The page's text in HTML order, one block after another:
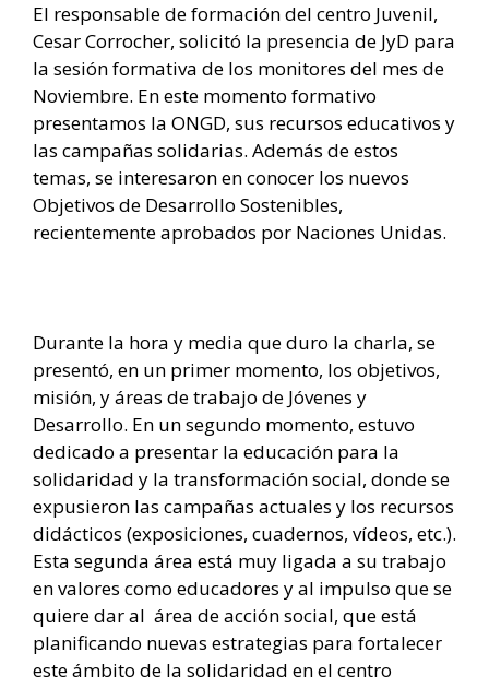
El responsable de formación del centro Juvenil,
Cesar Corrocher, solicitó la presencia de JyD para
la sesión formativa de los monitores del mes de
Noviembre. En este momento formativo
presentamos la ONGD, sus recursos educativos y
las campañas solidarias. Además de estos
temas, se interesaron en conocer los nuevos
Objetivos de Desarrollo Sostenibles,
recientemente aprobados por Naciones Unidas.
Durante la hora y media que duro la charla, se
presentó, en un primer momento, los objetivos,
misión, y áreas de trabajo de Jóvenes y
Desarrollo. En un segundo momento, estuvo
dedicado a presentar la educación para la
solidaridad y la transformación social, donde se
expusieron las campañas actuales y los recursos
didácticos (exposiciones, cuadernos, vídeos, etc.).
Esta segunda área está muy ligada a su trabajo
en valores como educadores y al impulso que se
quiere dar al área de acción social, que está
planificando nuevas estrategias para fortalecer
este ámbito de la solidaridad en el centro